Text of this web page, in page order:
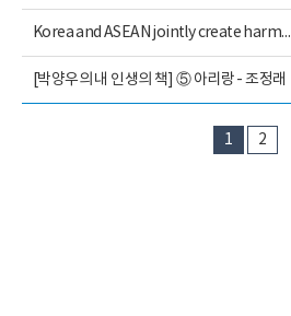
Korea and ASEAN jointly create harmony
[박양우의 내 인생의 책] ⑤ 아리랑 - 조정래
1 2